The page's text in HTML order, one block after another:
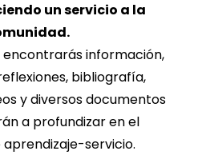
un servicio a la
información,
bibliografía,
y diversos documentos
a profundizar en el
servicio.